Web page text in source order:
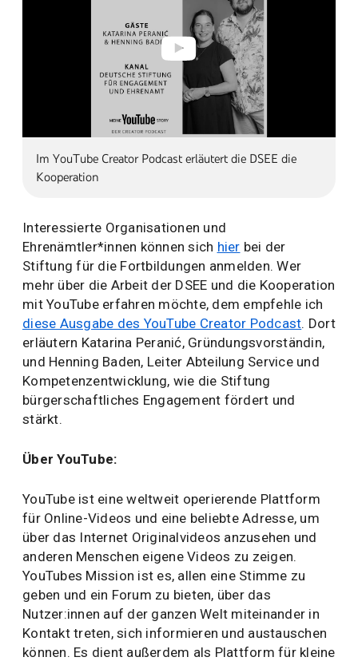
Im YouTube Creator Podcast erläutert die DSEE die
Kooperation
Interessierte Organisationen und
Ehrenämtler*innen können sich hier bei der
Stiftung für die Fortbildungen anmelden. Wer
mehr über die Arbeit der DSEE und die Kooperation
mit YouTube erfahren möchte, dem empfehle ich
diese Ausgabe des YouTube Creator Podcast. Dort
erläutern Katarina Peranić, Gründungsvorständin,
und Henning Baden, Leiter Abteilung Service und
Kompetenzentwicklung, wie die Stiftung
bürgerschaftliches Engagement fördert und
stärkt.
Über YouTube:
YouTube ist eine weltweit operierende Plattform
für Online-Videos und eine beliebte Adresse, um
über das Internet Originalvideos anzusehen und
anderen Menschen eigene Videos zu zeigen.
YouTubes Mission ist es, allen eine Stimme zu
geben und ein Forum zu bieten, über das
Nutzer:innen auf der ganzen Welt miteinander in
Kontakt treten, sich informieren und austauschen
können. Es dient außerdem als Plattform für kleine